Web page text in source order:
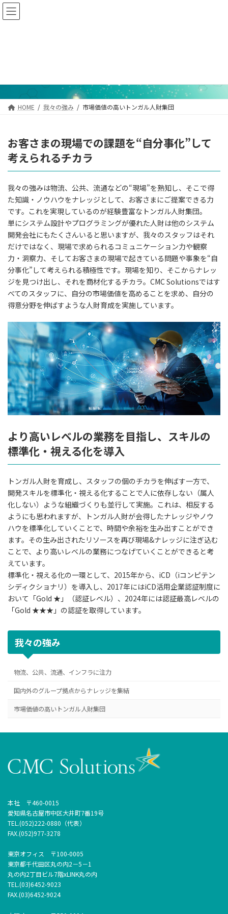
コ
ン
ッ
プ
ナ
ビ
移
動
HOME 我々の強み 市場価値の高いトンガル人財集団
お客さまの現場での課題を“自分事化”して
考えられるチカラ
我々の強みは物流、公共、流通などの“現場”を熟知し、そこで得
た知識・ノウハウをナレッジとして、お客さまにご提案できる力
です。これを実現しているのが経験豊富なトンガル人財集団。
単にシステム設計やプログラミングが優れた人財は他のシステム
開発会社にもたくさんいると思いますが、我々のスタッフはそれ
だけではなく、現場で求められるコミュニケーション力や観察
力・洞察力、そしてお客さまの現場で起きている問題や事象を“自
分事化”して考えられる積極性です。現場を知り、そこからナレッ
ジを見つけ出し、それを商材化するチカラ。CMC Solutionsではす
べてのスタッフに、自分の市場価値を高めることを求め、自分の
得意分野を伸ばすような人財育成を実施しています。
より高いレベルの業務を目指し、スキルの
標準化・視える化を導入
トンガル人財を育成し、スタッフの個のチカラを伸ばす一方で、
開発スキルを標準化・視える化することで人に依存しない（属人
化しない）ような組織づくりも並行して実施。これは、相反する
ようにも思われますが、トンガル人財が会得したナレッジやノウ
ハウを標準化していくことで、時間や余裕を生み出すことができ
ます。その生み出されたリソースを再び現場&ナレッジに注ぎ込む
ことで、より高いレベルの業務につなげていくことができると考
えています。
標準化・視える化の一環として、2015年から、iCD（iコンピテン
シディクショナリ）を導入し、2017年にはiCD活用企業認証制度に
おいて「Gold ★」（認証レベル）、2024年には認証最高レベルの
「Gold ★★★」の認証を取得しています。
我々の強み
物流、公共、流通、インフラに注力
国内外のグループ拠点からナレッジを集結
市場価値の高いトンガル人財集団
本社 〒460-0015
愛知県名古屋市中区大井町7番19号
TEL.(052)222-0880（代表）
FAX.(052)977-3278
東京オフィス 〒100-0005
東京都千代田区丸の内2－5－1
丸の内2丁目ビル7階xLINK丸の内
TEL.(03)6452-9023
FAX.(03)6452-9024